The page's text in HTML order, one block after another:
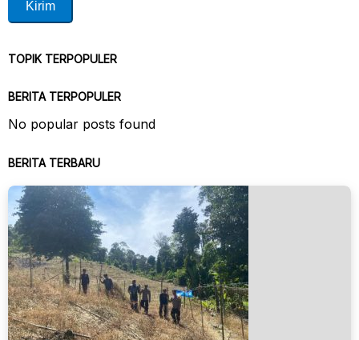
TOPIK TERPOPULER
BERITA TERPOPULER
No popular posts found
BERITA TERBARU